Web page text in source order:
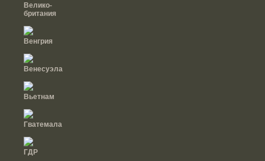
Велико-
британия
Венгрия
Венесуэла
Вьетнам
Гватемала
ГДР